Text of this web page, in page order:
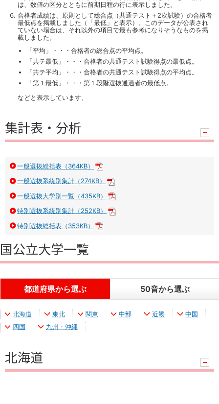
は、数値の区分とともに前期日程の行に表示しました。
合格者成績は、原則として総合点（共通テスト＋2次試験）の合格者
最低点を掲載しました（「最低」と表示）。このデータが公表され
ていない場合は、それ以外の項目で最も参考になりそうなものを掲
載しました。
「平均」・・・合格者の総合点の平均点。
「共テ最低」・・・合格者の共通テスト試験得点の最低点。
「共テ平均」・・・合格者の共通テスト試験得点の平均点。
「第１最低」・・・第１段階選抜通過者の最低点。
などと表示しています。
集計表・分析
ン
一般選抜総括表（364KB）
一般選抜系統別集計（274KB）
一般選抜大学別一覧（435KB）
特別選抜系統別集計（252KB）
特別選抜総括表（353KB）
国公立大学一覧
都道府県から選ぶ 50音から選ぶ
北海道 東北 関東 中部 近畿
中国
四国
九州・沖縄
北海道
ン